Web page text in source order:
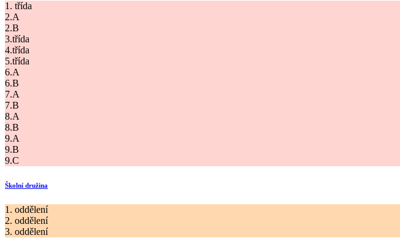
1. třída
2.A
2.B
3.třída
4.třída
5.třída
6.A
6.B
7.A
7.B
8.A
8.B
9.A
9.B
9.C
Školní družina
1. oddělení
2. oddělení
3. oddělení